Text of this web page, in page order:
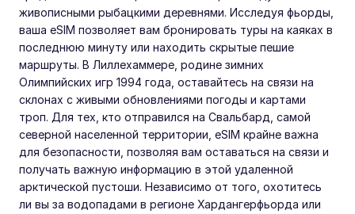
живописными рыбацкими деревнями. Исследуя фьорды,
ваша eSIM позволяет вам бронировать туры на каяках в
последнюю минуту или находить скрытые пешие
маршруты. В Лиллехаммере, родине зимних
Олимпийских игр 1994 года, оставайтесь на связи на
склонах с живыми обновлениями погоды и картами
троп. Для тех, кто отправился на Свальбард, самой
северной населенной территории, eSIM крайне важна
для безопасности, позволяя вам оставаться на связи и
получать важную информацию в этой удаленной
арктической пустоши. Независимо от того, охотитесь
ли вы за водопадами в регионе Хардангерфьорда или